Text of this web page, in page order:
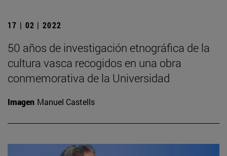
17 | 02 | 2022
50 años de investigación etnográfica de la
cultura vasca recogidos en una obra
conmemorativa de la Universidad
Imagen Manuel Castells